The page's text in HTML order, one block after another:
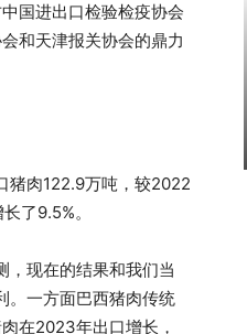
国进出口检验检疫协会
和天津报关协会的鼎力
猪肉122.9万吨，较2022
了9.5%。
，现在的结果和我们当
。一方面巴西猪肉传统
在2023年出口增长，